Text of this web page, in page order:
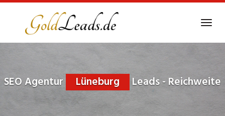
SEO Agentur Lüneburg Leads - Reichweite